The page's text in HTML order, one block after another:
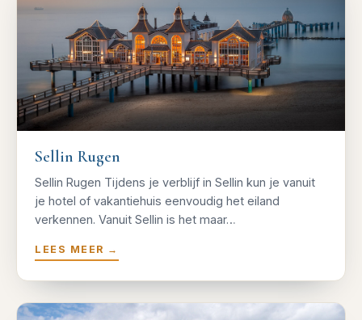
Sellin Rugen
Sellin Rugen Tijdens je verblijf in Sellin kun je vanuit
je hotel of vakantiehuis eenvoudig het eiland
verkennen. Vanuit Sellin is het maar…
LEES MEER →